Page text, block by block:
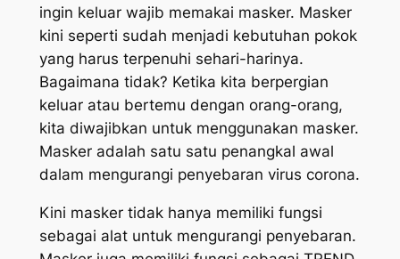
ingin keluar wajib memakai masker. Masker
kini seperti sudah menjadi kebutuhan pokok
yang harus terpenuhi sehari-harinya.
Bagaimana tidak? Ketika kita berpergian
keluar atau bertemu dengan orang-orang,
kita diwajibkan untuk menggunakan masker.
Masker adalah satu satu penangkal awal
dalam mengurangi penyebaran virus corona.
Kini masker tidak hanya memiliki fungsi
sebagai alat untuk mengurangi penyebaran.